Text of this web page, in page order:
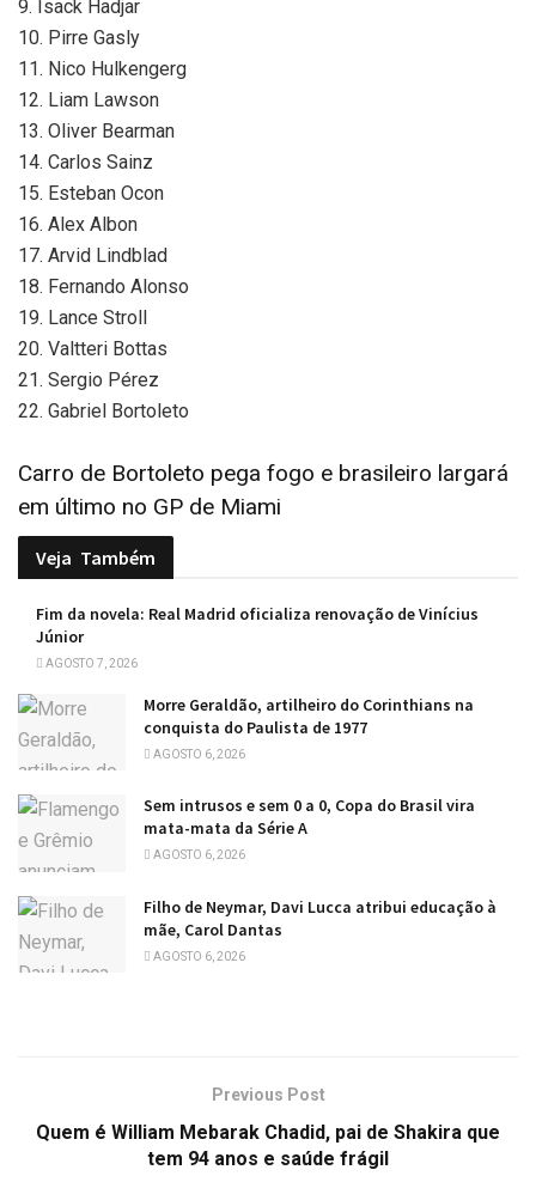
9. Isack Hadjar
10. Pirre Gasly
11. Nico Hulkengerg
12. Liam Lawson
13. Oliver Bearman
14. Carlos Sainz
15. Esteban Ocon
16. Alex Albon
17. Arvid Lindblad
18. Fernando Alonso
19. Lance Stroll
20. Valtteri Bottas
21. Sergio Pérez
22. Gabriel Bortoleto
Carro de Bortoleto pega fogo e brasileiro largará
em último no GP de Miami
Veja Também
Fim da novela: Real Madrid oficializa renovação de Vinícius
Júnior
AGOSTO 7, 2026
Morre Geraldão, artilheiro do Corinthians na
conquista do Paulista de 1977
AGOSTO 6, 2026
Sem intrusos e sem 0 a 0, Copa do Brasil vira
mata-mata da Série A
AGOSTO 6, 2026
Filho de Neymar, Davi Lucca atribui educação à
mãe, Carol Dantas
AGOSTO 6, 2026
Previous Post
Quem é William Mebarak Chadid, pai de Shakira que
tem 94 anos e saúde frágil